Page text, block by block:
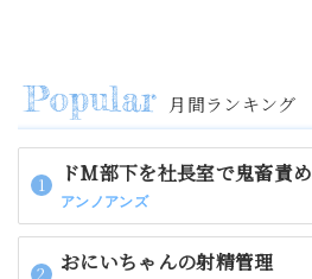
月間ランキング
ドM部下を社長室で鬼畜責め
アンノアンズ
おにいちゃんの射精管理